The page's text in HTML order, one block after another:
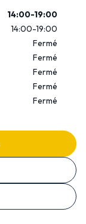
14:00-19:00
14:00-19:00
Fermé
Fermé
Fermé
Fermé
Fermé